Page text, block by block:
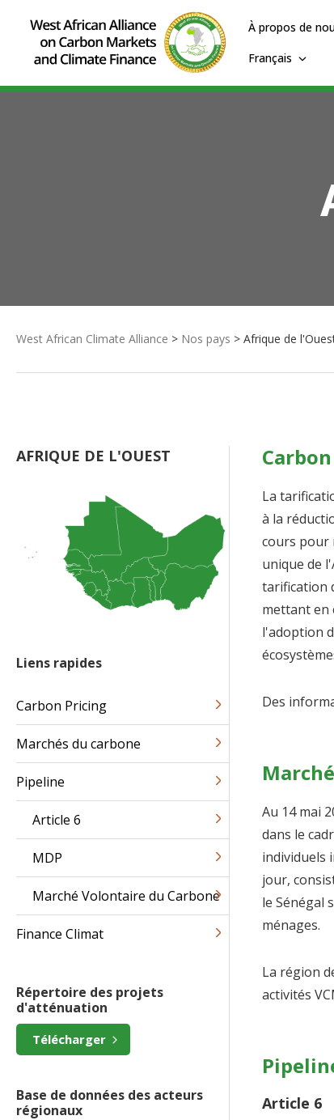
À propos de
Français
West African Climate Alliance > Nos pays > Afrique de
AFRIQUE DE L'OUEST
Liens rapides
Carbon Pricing
Marchés du carbone
Pipeline
Article 6
MDP
Marché Volontaire du Carbone
Finance Climat
Répertoire des projets
d'atténuation
Télécharger
Base de données des acteurs
régionaux
La
à la
cours pour
unique de
tarification
mettant en
l'adoption
Des
Au 14 mai
dans le
individuels
jour,
le Sénégal
ménages.
La région
activités
Article 6